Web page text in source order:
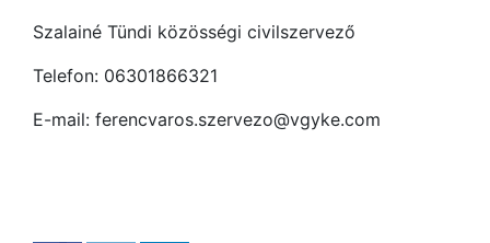
Szalainé Tündi közösségi civilszervező
Telefon: 06301866321
E-mail: ferencvaros.szervezo@vgyke.com